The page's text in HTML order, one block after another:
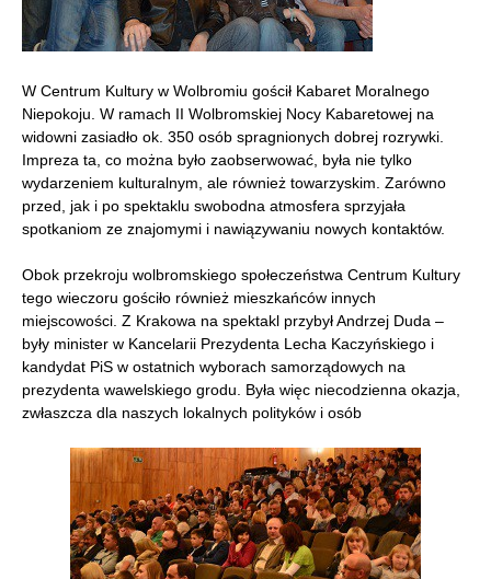
W Centrum Kultury w Wolbromiu gościł Kabaret Moralnego
Niepokoju. W ramach II Wolbromskiej Nocy Kabaretowej na
widowni zasiadło ok. 350 osób spragnionych dobrej rozrywki.
Impreza ta, co można było zaobserwować, była nie tylko
wydarzeniem kulturalnym, ale również towarzyskim. Zarówno
przed, jak i po spektaklu swobodna atmosfera sprzyjała
spotkaniom ze znajomymi i nawiązywaniu nowych kontaktów.
Obok przekroju wolbromskiego społeczeństwa Centrum Kultury
tego wieczoru gościło również mieszkańców innych
miejscowości. Z Krakowa na spektakl przybył Andrzej Duda –
były minister w Kancelarii Prezydenta Lecha Kaczyńskiego i
kandydat PiS w ostatnich wyborach samorządowych na
prezydenta wawelskiego grodu. Była więc niecodzienna okazja,
zwłaszcza dla naszych lokalnych polityków i osób